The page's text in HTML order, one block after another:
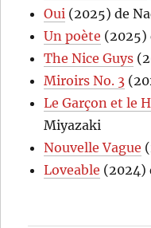
Oui (2025) de
Un poète (2025)
The Nice Guys
Miroirs No. 3
Le Garçon et le
Miyazaki
Nouvelle Vague
Loveable (2024)